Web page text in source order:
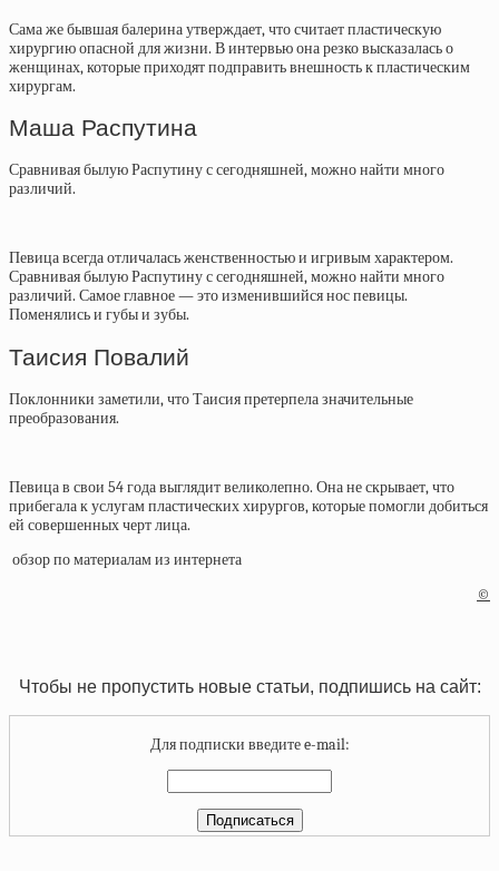
Сама же бывшая балерина утверждает, что считает пластическую
хирургию опасной для жизни. В интервью она резко высказалась о
женщинах, которые приходят подправить внешность к пластическим
хирургам.
Маша Распутина
Сравнивая былую Распутину с сегодняшней, можно найти много
различий.
Певица всегда отличалась женственностью и игривым характером.
Сравнивая былую Распутину с сегодняшней, можно найти много
различий. Самое главное — это изменившийся нос певицы.
Поменялись и губы и зубы.
Таисия Повалий
Поклонники заметили, что Таисия претерпела значительные
преобразования.
Певица в свои 54 года выглядит великолепно. Она не скрывает, что
прибегала к услугам пластических хирургов, которые помогли добиться
ей совершенных черт лица.
обзор по материалам из интернета
©
Чтобы не пропустить новые статьи, подпишись на сайт:
Для подписки введите e-mail: